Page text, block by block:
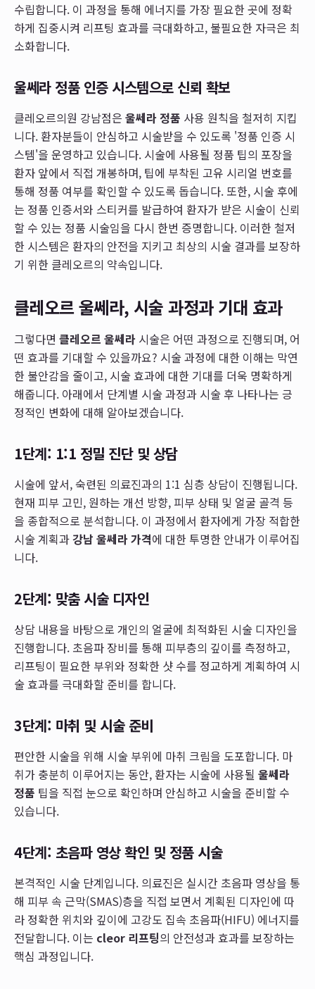
수립합니다. 이 과정을 통해 에너지를 가장 필요한 곳에 정확
하게 집중시켜 리프팅 효과를 극대화하고, 불필요한 자극은 최
소화합니다.
울쎄라 정품 인증 시스템으로 신뢰 확보
클레오르의원 강남점은 울쎄라 정품 사용 원칙을 철저히 지킵
니다. 환자분들이 안심하고 시술받을 수 있도록 '정품 인증 시
스템'을 운영하고 있습니다. 시술에 사용될 정품 팁의 포장을
환자 앞에서 직접 개봉하며, 팁에 부착된 고유 시리얼 번호를
통해 정품 여부를 확인할 수 있도록 돕습니다. 또한, 시술 후에
는 정품 인증서와 스티커를 발급하여 환자가 받은 시술이 신뢰
할 수 있는 정품 시술임을 다시 한번 증명합니다. 이러한 철저
한 시스템은 환자의 안전을 지키고 최상의 시술 결과를 보장하
기 위한 클레오르의 약속입니다.
클레오르 울쎄라, 시술 과정과 기대 효과
그렇다면 클레오르 울쎄라 시술은 어떤 과정으로 진행되며, 어
떤 효과를 기대할 수 있을까요? 시술 과정에 대한 이해는 막연
한 불안감을 줄이고, 시술 효과에 대한 기대를 더욱 명확하게
해줍니다. 아래에서 단계별 시술 과정과 시술 후 나타나는 긍
정적인 변화에 대해 알아보겠습니다.
1단계: 1:1 정밀 진단 및 상담
시술에 앞서, 숙련된 의료진과의 1:1 심층 상담이 진행됩니다.
현재 피부 고민, 원하는 개선 방향, 피부 상태 및 얼굴 골격 등
을 종합적으로 분석합니다. 이 과정에서 환자에게 가장 적합한
시술 계획과강남 울쎄라 가격에 대한 투명한 안내가 이루어집
니다.
2단계: 맞춤 시술 디자인
상담 내용을 바탕으로 개인의 얼굴에 최적화된 시술 디자인을
진행합니다. 초음파 장비를 통해 피부층의 깊이를 측정하고,
리프팅이 필요한 부위와 정확한 샷 수를 정교하게 계획하여 시
술 효과를 극대화할 준비를 합니다.
3단계: 마취 및 시술 준비
편안한 시술을 위해 시술 부위에 마취 크림을 도포합니다. 마
취가 충분히 이루어지는 동안, 환자는 시술에 사용될 울쎄라
정품 팁을 직접 눈으로 확인하며 안심하고 시술을 준비할 수
있습니다.
4단계: 초음파 영상 확인 및 정품 시술
본격적인 시술 단계입니다. 의료진은 실시간 초음파 영상을 통
해 피부 속 근막(SMAS)층을 직접 보면서 계획된 디자인에 따
라 정확한 위치와 깊이에 고강도 집속 초음파(HIFU) 에너지를
전달합니다. 이는 cleor 리프팅의 안전성과 효과를 보장하는
핵심 과정입니다.